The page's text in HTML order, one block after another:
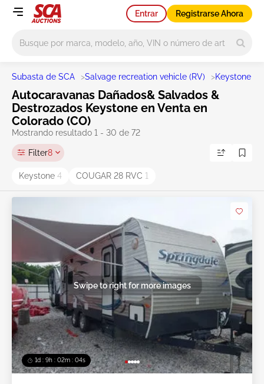
Entrar Registrarse Ahora
Subasta de SCA >Salvage recreation vehicle (RV) >Keystone
Autocaravanas Dañados& Salvados &
Destrozados Keystone en Venta en
Colorado (CO)
Mostrando resultado 1 - 30 de 72
Filter8
Keystone 4 COUGAR 28 RVC 1
1d : 9h : 02m : 01s
Swipe to right for more images